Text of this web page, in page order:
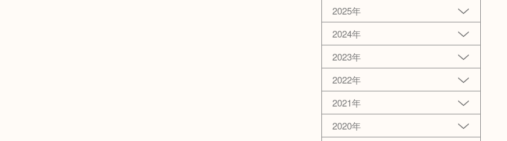
2025年
2024年
2023年
2022年
2021年
2020年